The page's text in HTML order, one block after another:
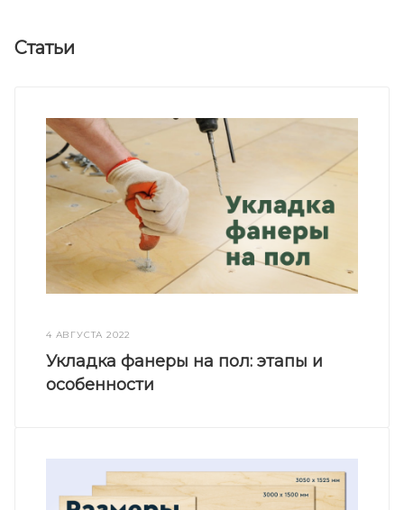
Статьи
4 АВГУСТА 2022
Укладка фанеры на пол: этапы и
особенности